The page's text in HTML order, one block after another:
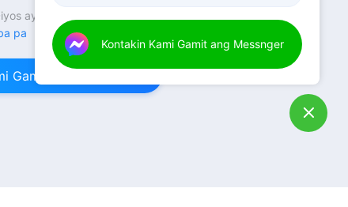
ay dumating na sa mundo! Gusto mo bang makapasok
pa
Gamit ang Messenger
Kontakin Kami Gamit ang Messnger